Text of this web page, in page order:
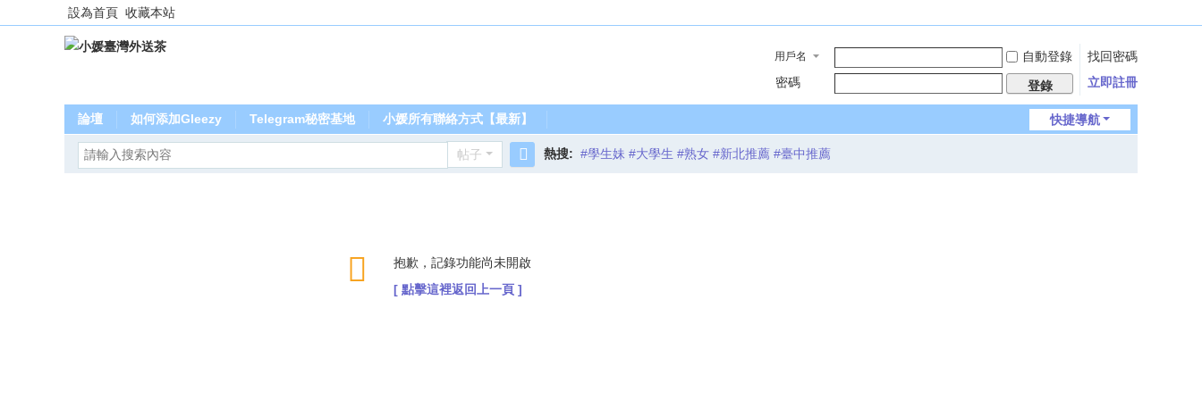
設為首頁 收藏本站
用戶名 自動登錄
找回密碼
密碼
登錄 立即註冊
快捷導航
論壇 如何添加Gleezy Telegram秘密基地 小媛所有聯絡方式【最新】
帖子 熱搜: #學生妹 #大學生 #熟女 #新北推薦 #臺中推薦
抱歉，記錄功能尚未開啟
[ 點擊這裡返回上一頁 ]